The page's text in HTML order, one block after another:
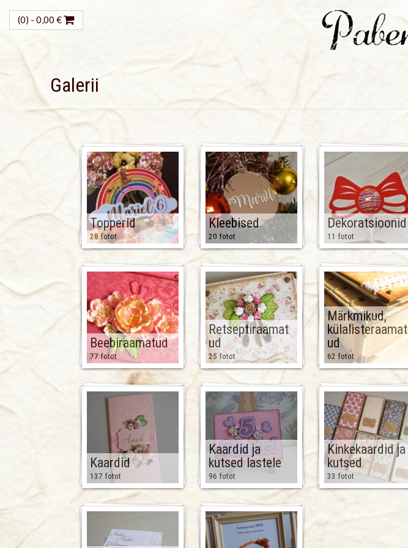
(0) - 0,00 €
Galerii
Topperid
28 fotot
Kleebised
20 fotot
Dekoratsioonid
11 fotot
Beebiraamatud
77 fotot
Retseptiraamat
ud
25 fotot
Märkmikud,
külalisteraamat
ud
62 fotot
Kaardid
137 fotot
Kaardid ja
kutsed lastele
96 fotot
Kinkekaardid ja
kutsed
33 fotot